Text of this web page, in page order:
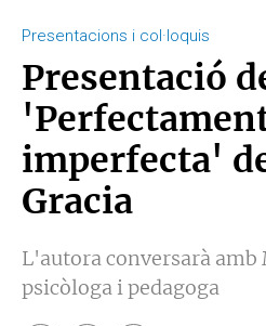
Presentacions i col·loquis
Presentació
imperfecta'
Gracia
L'autora conversarà amb
psicòloga i pedagoga